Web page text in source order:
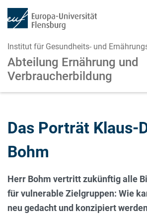
Institut für Gesundheits- und
Abteilung Ernährung und
Verbraucherbildung
Das Porträt Klaus-
Bohm
Herr Bohm vertritt zukünftig alle
für vulnerable Zielgruppen: Wie
neu gedacht und konzipiert